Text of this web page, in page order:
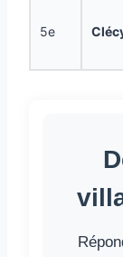
5e